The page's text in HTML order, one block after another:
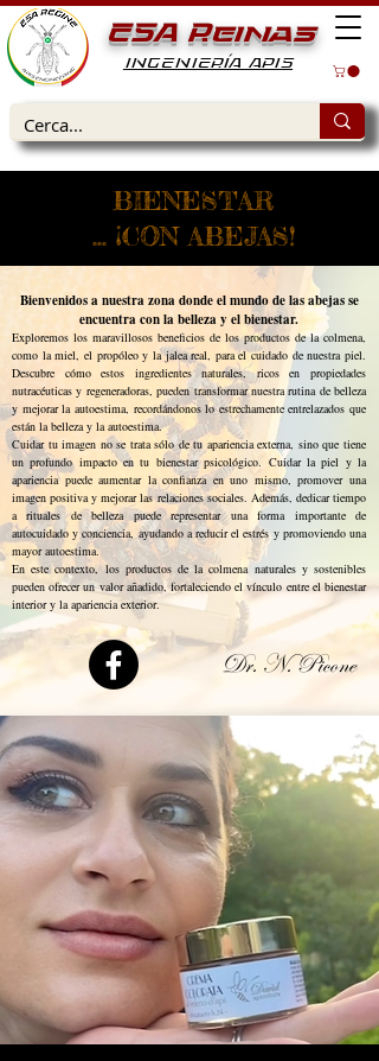
ESA Reinas
INGENIERÍA APIS
Bienvenidos a nuestra zona donde el mundo de las abejas se
encuentra con la belleza y el bienestar.
Exploremos los maravillosos beneficios de los productos de la colmena,
como la miel, el propóleo y la jalea real, para el cuidado de nuestra piel.
Descubre cómo estos ingredientes naturales, ricos en propiedades
nutracéuticas y regeneradoras, pueden transformar nuestra rutina de belleza
y mejorar la autoestima, recordándonos lo estrechamente entrelazados que
están la belleza y la autoestima.
Cuidar tu imagen no se trata sólo de tu apariencia externa, sino que tiene
un profundo impacto en tu bienestar psicológico. Cuidar la piel y la
apariencia puede aumentar la confianza en uno mismo, promover una
imagen positiva y mejorar las relaciones sociales. Además, dedicar tiempo
a rituales de belleza puede representar una forma importante de
autocuidado y conciencia, ayudando a reducir el estrés y promoviendo una
mayor autoestima.
En este contexto, los productos de la colmena naturales y sostenibles
pueden ofrecer un valor añadido, fortaleciendo el vínculo entre el bienestar
interior y la apariencia exterior.
Dr. N. Picone
BIENESTAR
... ¡CON ABEJAS!